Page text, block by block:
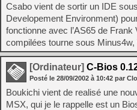
Csabo vient de sortir un IDE
Developement Environment)
fonctionne avec l’AS65 de
compilées tourne sous
[Ordinateur] C-Bios
Posté le 28/09/2002 à 10:42 par
Boukichi vient de realisé une
MSX, qui je le rappelle est un